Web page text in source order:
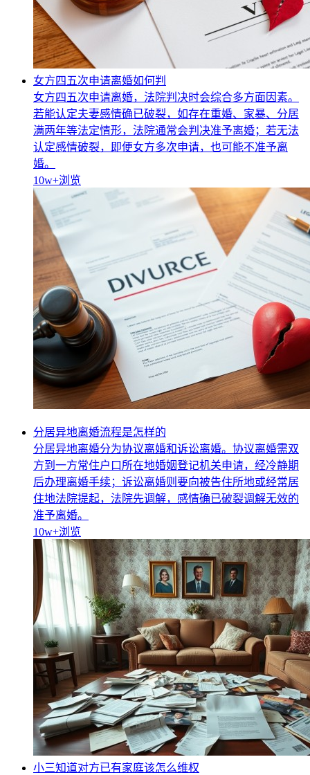
女方四五次申请离婚如何判
女方四五次申请离婚，法院判决时会综合多方面因素。
若能认定夫妻感情确已破裂，如存在重婚、家暴、分居
满两年等法定情形，法院通常会判决准予离婚；若无法
认定感情破裂，即便女方多次申请，也可能不准予离
婚。
10w+浏览
分居异地离婚流程是怎样的
分居异地离婚分为协议离婚和诉讼离婚。协议离婚需双
方到一方常住户口所在地婚姻登记机关申请，经冷静期
后办理离婚手续；诉讼离婚则要向被告住所地或经常居
住地法院提起，法院先调解，感情确已破裂调解无效的
准予离婚。
10w+浏览
小三知道对方已有家庭该怎么维权